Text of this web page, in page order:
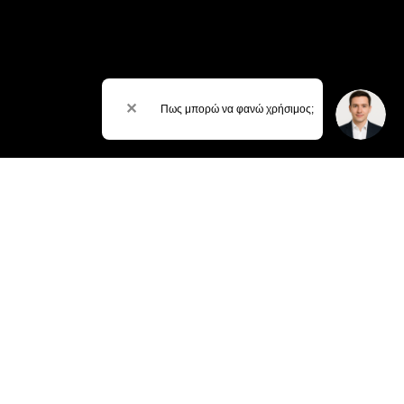
✕ Πως μπορώ να φανώ χρήσιμος;